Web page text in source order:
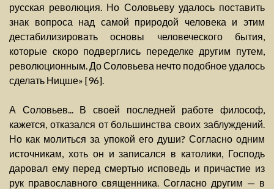
русская революция. Но Соловьеву удалось поставить
знак вопроса над самой природой человека и этим
дестабилизировать основы человеческого бытия,
которые скоро подверглись переделке другим путем,
революционным. До Соловьева нечто подобное удалось
сделать Ницше» [96].
А Соловьев... В своей последней работе философ,
кажется, отказался от большинства своих заблуждений.
Но как молиться за упокой его души? Согласно одним
источникам, хоть он и записался в католики, Господь
даровал ему перед смертью исповедь и причастие из
рук православного священника. Согласно другим — в